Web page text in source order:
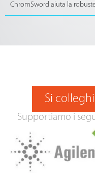
ChromSword aiuta la
Si
Supportiamo i